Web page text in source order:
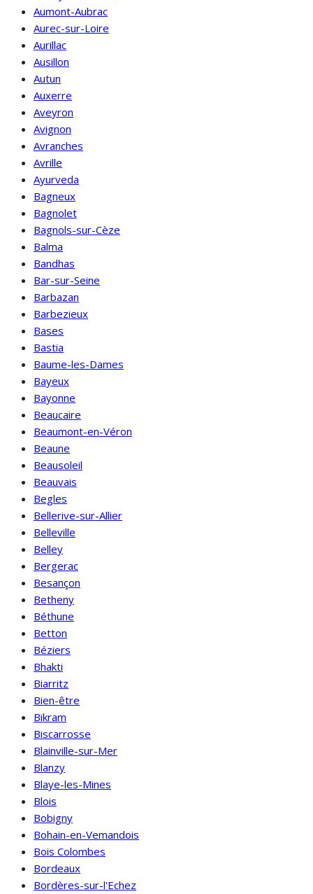
Aumont-Aubrac
Aurec-sur-Loire
Aurillac
Ausillon
Autun
Auxerre
Aveyron
Avignon
Avranches
Avrille
Ayurveda
Bagneux
Bagnolet
Bagnols-sur-Cèze
Balma
Bandhas
Bar-sur-Seine
Barbazan
Barbezieux
Bases
Bastia
Baume-les-Dames
Bayeux
Bayonne
Beaucaire
Beaumont-en-Véron
Beaune
Beausoleil
Beauvais
Begles
Bellerive-sur-Allier
Belleville
Belley
Bergerac
Besançon
Betheny
Béthune
Betton
Béziers
Bhakti
Biarritz
Bien-être
Bikram
Biscarrosse
Blainville-sur-Mer
Blanzy
Blaye-les-Mines
Blois
Bobigny
Bohain-en-Vemandois
Bois Colombes
Bordeaux
Bordères-sur-l'Echez